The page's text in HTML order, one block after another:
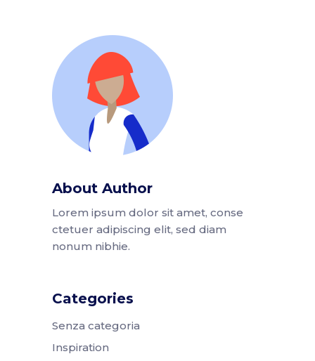
About Author
Lorem ipsum dolor sit amet, conse
ctetuer adipiscing elit, sed diam
nonum nibhie.
Categories
Senza categoria
Inspiration